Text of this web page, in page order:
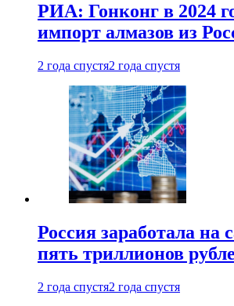
РИА: Гонконг в 2024
импорт алмазов из
2 года спустя2 года спустя
Россия заработала на
пять триллионов
2 года спустя2 года спустя